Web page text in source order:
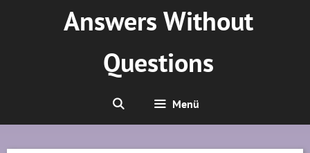
Answers Without
Questions
Menü